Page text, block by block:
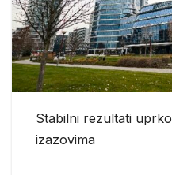
Stabilni rezultati
izazovima